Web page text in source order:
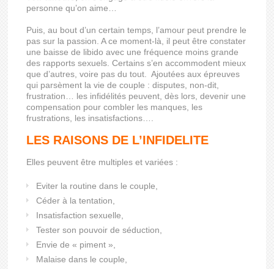
personne qu’on aime…
Puis, au bout d’un certain temps, l’amour peut prendre le
pas sur la passion. A ce moment-là, il peut être constater
une baisse de libido avec une fréquence moins grande
des rapports sexuels. Certains s’en accommodent mieux
que d’autres, voire pas du tout. Ajoutées aux épreuves
qui parsèment la vie de couple : disputes, non-dit,
frustration… les infidélités peuvent, dès lors, devenir une
compensation pour combler les manques, les
frustrations, les insatisfactions….
LES RAISONS DE L’INFIDELITE
Elles peuvent être multiples et variées :
Eviter la routine dans le couple,
Céder à la tentation,
Insatisfaction sexuelle,
Tester son pouvoir de séduction,
Envie de « piment »,
Malaise dans le couple,